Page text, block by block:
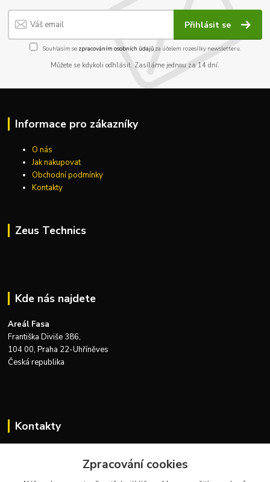
Přihlásit se
Souhlasím se zpracováním osobních údajůza účelem rozesílky newsletteru.
Můžete se kdykoli odhlásit. Zasíláme jednou za 14 dní.
Informace pro zákazníky
O nás
Jak nakupovat
Obchodní podmínky
Kontakty
Zeus Technics
Kde nás najdete
Areál Fasa
Františka Diviše 386,
104 00, Praha 22-Uhříněves
Česká republika
Kontakty
+420 732 915 376Zpracování cookies